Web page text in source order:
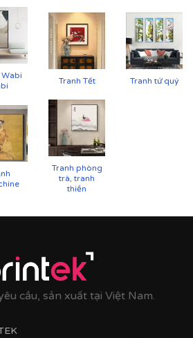
chất liệu canvas công nghệ in
UV
Wabi
Tranh Tết Tranh tứ quý
Tranh phòng
trà, tranh
thiền
cầu, sản xuất tại Việt Nam.